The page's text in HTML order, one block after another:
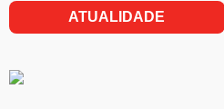
ATUALIDADE